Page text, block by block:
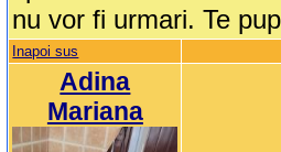
nu vor fi urmari. Te
Inapoi sus
Adina
Mariana